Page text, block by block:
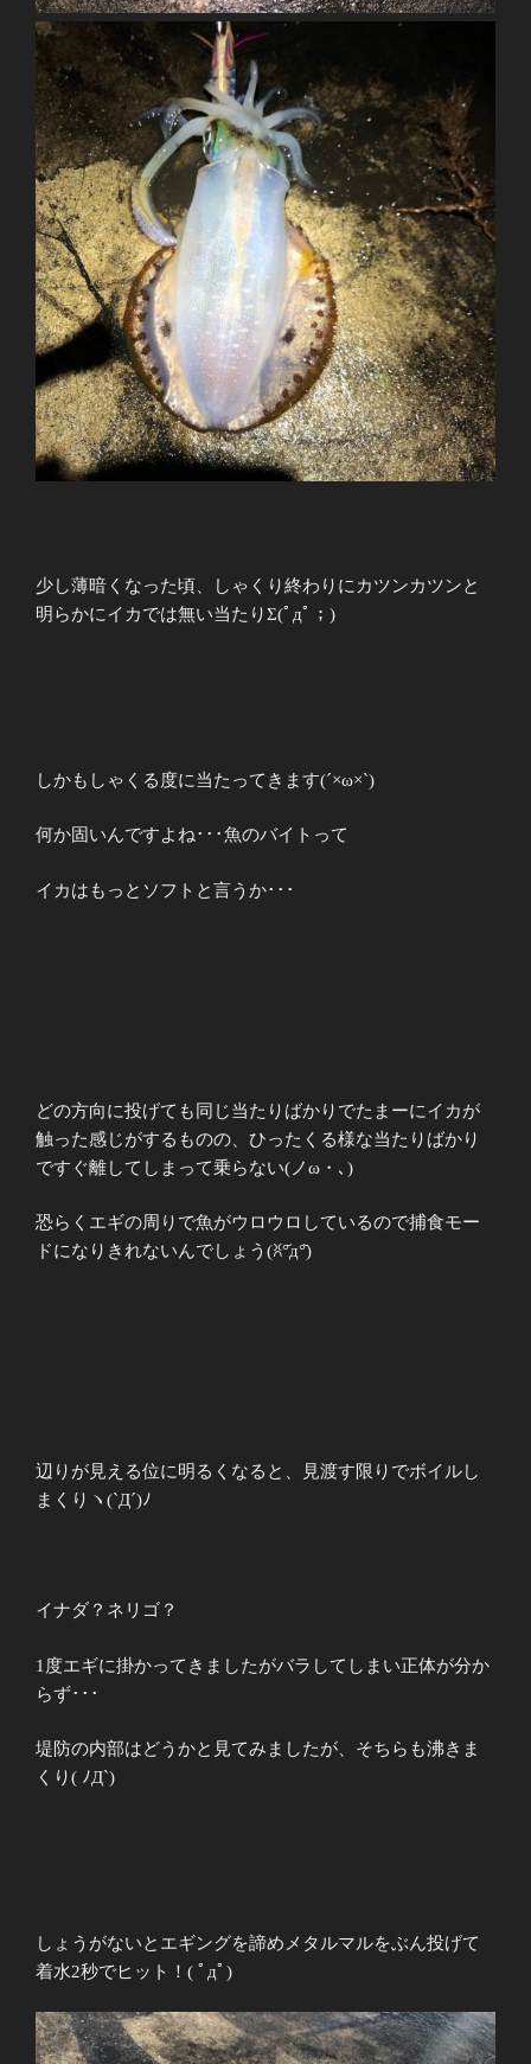
少し薄暗くなった頃、しゃくり終わりにカツンカツンと
明らかにイカでは無い当たりΣ(ﾟдﾟ；)
しかもしゃくる度に当たってきます(´×ω×`)
何か固いんですよね･･･魚のバイトって
イカはもっとソフトと言うか･･･
どの方向に投げても同じ当たりばかりでたまーにイカが
触った感じがするものの、ひったくる様な当たりばかり
ですぐ離してしまって乗らない(ノω・､)
恐らくエギの周りで魚がウロウロしているので捕食モー
ドになりきれないんでしょう(ꐦ°᷄д°᷅)
辺りが見える位に明るくなると、見渡す限りでボイルし
まくりヽ(`Д´)ﾉ
イナダ？ネリゴ？
1 度エギに掛かってきましたがバラしてしまい正体が分か
らず･･･
堤防の内部はどうかと見てみましたが、そちらも沸きま
くり( ﾉД`)
しょうがないとエギングを諦めメタルマルをぶん投げて
着水2秒でヒット！( ﾟдﾟ)